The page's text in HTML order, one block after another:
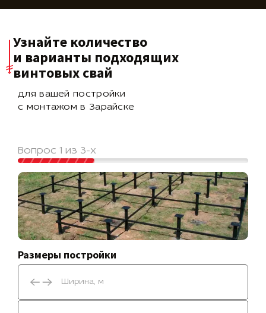
Узнайте количество
и варианты подходящих
винтовых свай
для вашей постройки
с монтажом в Зарайске
Вопрос 1 из 3-х
Размеры постройки